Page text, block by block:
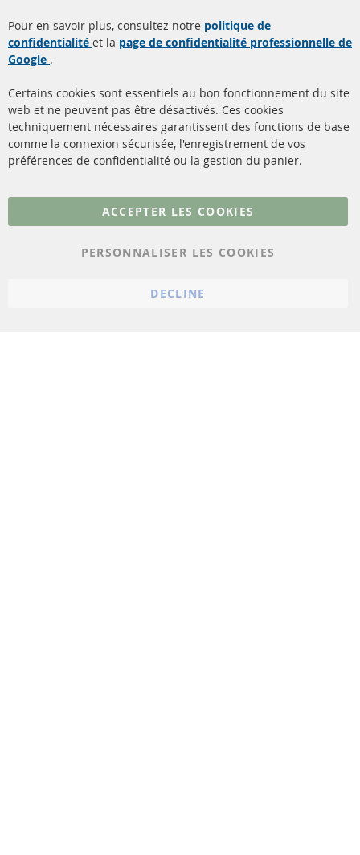
Filtres à particules diesel
(FPD)
Catalyseur (CAT)
Capteurs
Matériel de montage
à propos de nous
livraison
Contact
Résilier le contrat
Plus de liens
Conditions générales
Pour en savoir plus, consultez notre politique de
confidentialité et la page de confidentialité professionnelle de
Google .
Certains cookies sont essentiels au bon fonctionnement du site
web et ne peuvent pas être désactivés. Ces cookies
techniquement nécessaires garantissent des fonctions de base
comme la connexion sécurisée, l'enregistrement de vos
préférences de confidentialité ou la gestion du panier.
ACCEPTER LES COOKIES
PERSONNALISER LES COOKIES
DECLINE